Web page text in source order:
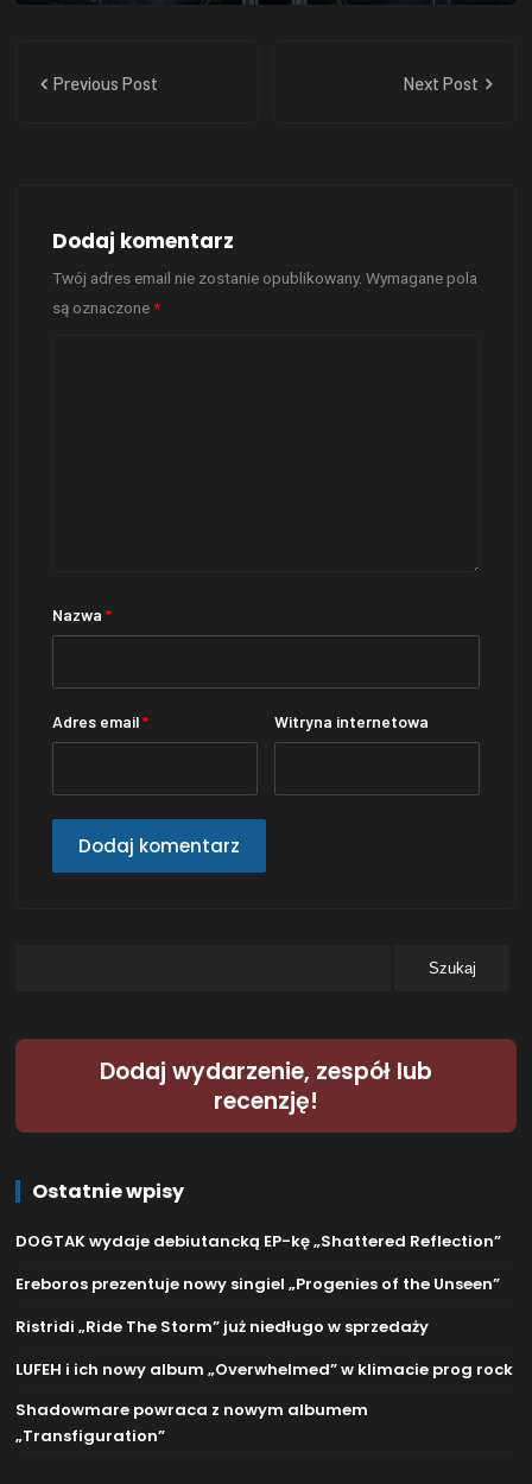
Previous Post Next Post
Dodaj komentarz
Twój adres email nie zostanie opublikowany. Wymagane pola
są oznaczone*
Nazwa*
Adres email* Witryna internetowa
Dodaj wydarzenie, zespół lub
recenzję!
Ostatnie wpisy
DOGTAK wydaje debiutancką EP-kę „Shattered Reflection”
Ereboros prezentuje nowy singiel „Progenies of the Unseen”
Ristridi „Ride The Storm” już niedługo w sprzedaży
LUFEH i ich nowy album „Overwhelmed” w klimacie prog rock
Shadowmare powraca z nowym albumem
„Transfiguration”